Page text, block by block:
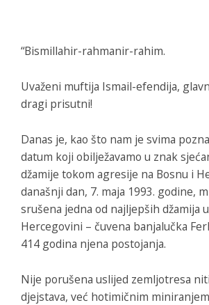
“Bismillahir-rahmanir-rahim.
Uvaženi muftija Ismail-efendija,
dragi prisutni!
Danas je, kao što nam je svima
datum koji obilježavamo u znak
džamije tokom agresije na Bosnu i
današnji dan, 7. maja 1993. godine,
srušena jedna od najljepših džamija
Hercegovini – čuvena banjalučka
414 godina njena postojanja.
Nije porušena uslijed zemljotresa
djejstava, već hotimičnim